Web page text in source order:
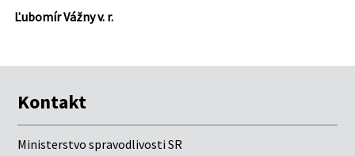
Ľubomír Vážny v. r.
Kontakt
Ministerstvo spravodlivosti SR